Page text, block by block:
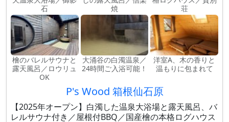
石
焼
荘
檜のバレルサウナと
露天風呂／ロウリュ
OK
大涌谷の白濁温泉／
24時間ご入浴可能！
洋室A、木の香りと
温もりに包まれて
P's Wood 箱根仙石原
【2025年オープン】白濁した温泉大浴場と露天風呂、バ
レルサウナ付き／屋根付BBQ／国産檜の本格ログハウス